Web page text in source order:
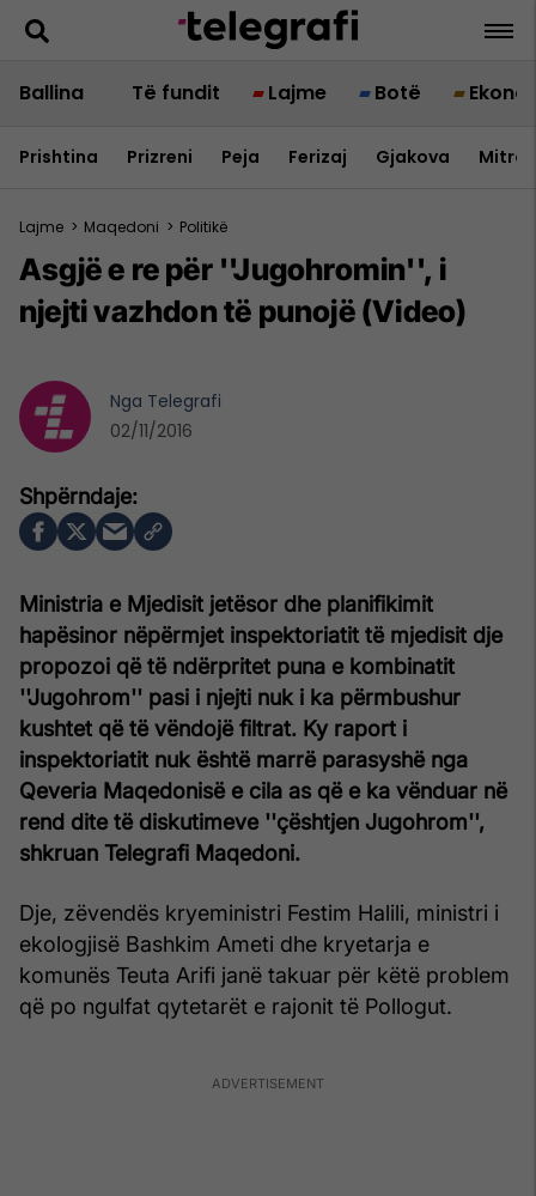
Ballina Të fundit Lajme Botë
Prishtina Prizreni Peja Ferizaj Gjakova
Lajme > Maqedoni > Politikë
Asgjë e re për ''Jugohromin'', i
njejti vazhdon të punojë (Video)
Ministria e Mjedisit jetësor dhe planifikimit
hapësinor nëpërmjet inspektoriatit të mjedisit dje
propozoi që të ndërpritet puna e kombinatit
''Jugohrom'' pasi i njejti nuk i ka përmbushur
kushtet që të vëndojë filtrat. Ky raport i
inspektoriatit nuk është marrë parasyshë nga
Qeveria Maqedonisë e cila as që e ka vënduar në
rend dite të diskutimeve ''çështjen Jugohrom'',
shkruan Telegrafi Maqedoni.
Dje, zëvendës kryeministri Festim Halili, ministri i
ekologjisë Bashkim Ameti dhe kryetarja e
komunës Teuta Arifi janë takuar për këtë problem
që po ngulfat qytetarët e rajonit të Pollogut.
Nga Telegrafi
02/11/2016